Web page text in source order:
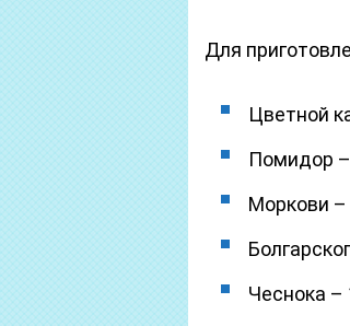
Для
Цветной
Помидор –
Моркови –
Чеснока –